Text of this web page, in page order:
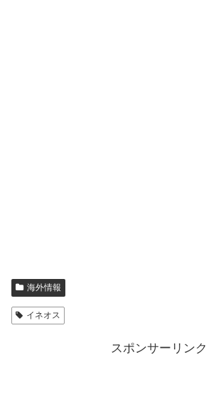
海外情報
イネオス
スポンサーリンク